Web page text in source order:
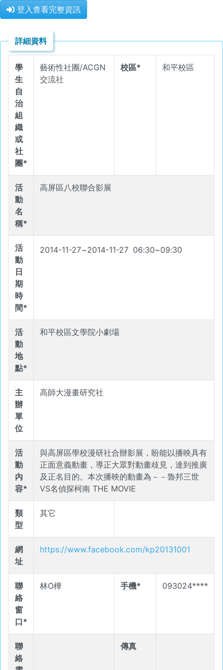
登入查看完整資訊
詳細資料
學
生
自
治
組
織
或
社
團*
藝術性社團/ACGN
交流社
校區* 和平校區
活
動
名
稱*
高屏區八校聯合影展
活
動
日
期
時
間*
2014-11-27~2014-11-27 06:30~09:30
活
動
地
點*
和平校區文學院小劇場
主
辦
單
位
高師大漫畫研究社
活
動
內
容*
與高屏區學校漫研社合辦影展，盼能以播映具有
正面意義動畫，導正大眾對動畫歧見，達到推廣
及正名目的。本次播映的動畫為－－魯邦三世
VS名偵探柯南 THE MOVIE
類
型
其它
網
址
https://www.facebook.com/kp20131001
聯
絡
窗
口*
林O樺 手機* 093024****
聯
絡
傳真